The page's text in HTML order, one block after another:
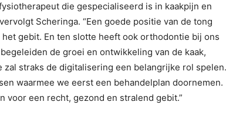
die gespecialiseerd is in kaakpijn en
Scheringa. “Een goede positie van de tong
gebit. En ten slotte heeft ook orthodontie bij ons
de groei en ontwikkeling van de kaak,
straks de digitalisering een belangrijke rol spelen.
waarmee we eerst een behandelplan doornemen.
een recht, gezond en stralend gebit.”